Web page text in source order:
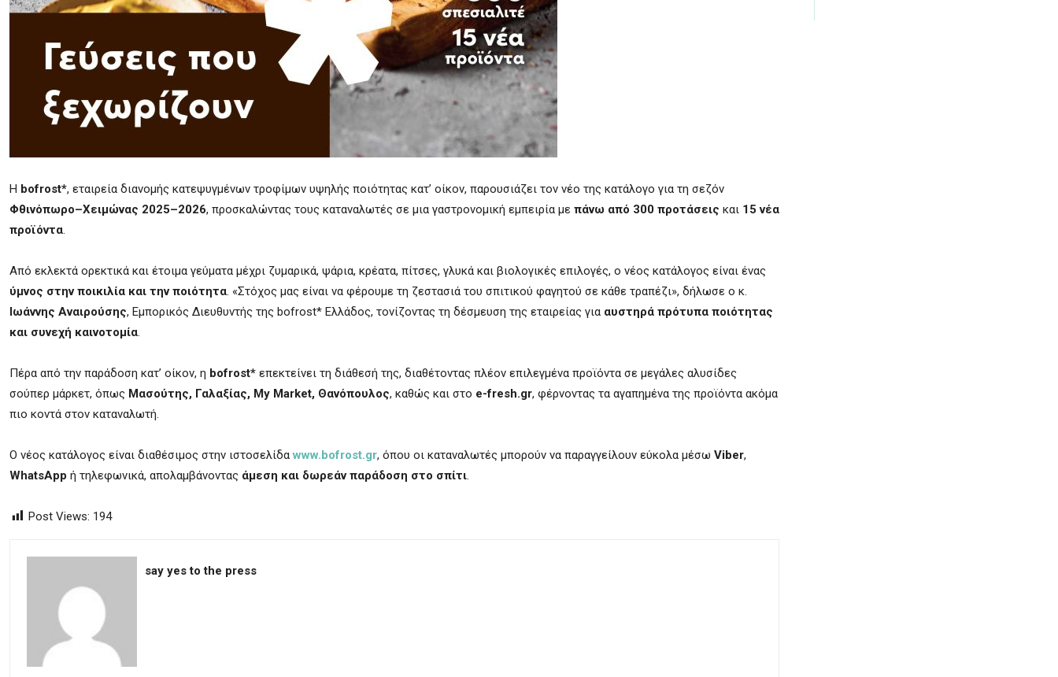
Η bofrost*, εταιρεία διανομής κατεψυγμένων τροφίμων υψηλής ποιότητας κατ’ οίκον, παρουσιάζει τον νέο της κατάλογο για τη σεζόν
Φθινόπωρο–Χειμώνας 2025–2026, προσκαλώντας τους καταναλωτές σε μια γαστρονομική εμπειρία με πάνω από 300 προτάσεις και 15 νέα
προϊόντα.
Από εκλεκτά ορεκτικά και έτοιμα γεύματα μέχρι ζυμαρικά, ψάρια, κρέατα, πίτσες, γλυκά και βιολογικές επιλογές, ο νέος κατάλογος είναι ένας
ύμνος στην ποικιλία και την ποιότητα. «Στόχος μας είναι να φέρουμε τη ζεστασιά του σπιτικού φαγητού σε κάθε τραπέζι», δήλωσε ο κ.
Ιωάννης Αναιρούσης, Εμπορικός Διευθυντής της bofrost* Ελλάδος, τονίζοντας τη δέσμευση της εταιρείας για αυστηρά πρότυπα ποιότητας
και συνεχή καινοτομία.
Πέρα από την παράδοση κατ’ οίκον, η bofrost* επεκτείνει τη διάθεσή της, διαθέτοντας πλέον επιλεγμένα προϊόντα σε μεγάλες αλυσίδες
σούπερ μάρκετ, όπως Μασούτης, Γαλαξίας, My Market, Θανόπουλος, καθώς και στο e-fresh.gr, φέρνοντας τα αγαπημένα της προϊόντα ακόμα
πιο κοντά στον καταναλωτή.
Ο νέος κατάλογος είναι διαθέσιμος στην ιστοσελίδα www.bofrost.gr, όπου οι καταναλωτές μπορούν να παραγγείλουν εύκολα μέσω Viber,
WhatsApp ή τηλεφωνικά, απολαμβάνοντας άμεση και δωρεάν παράδοση στο σπίτι.
Post Views: 194
say yes to the press